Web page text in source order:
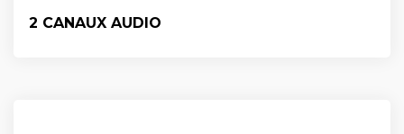
2 CANAUX AUDIO